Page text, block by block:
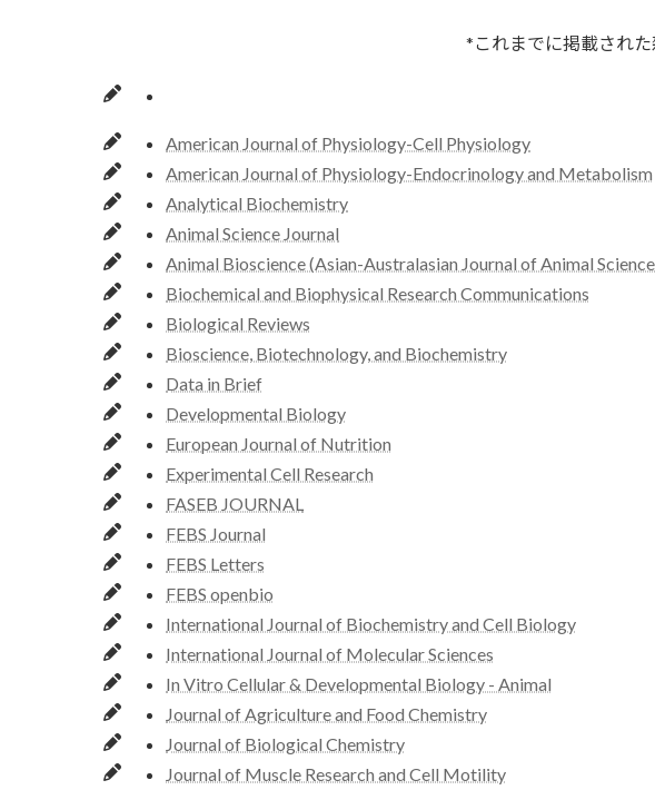
*これまでに掲載された
American Journal of Physiology-Cell Physiology
American Journal of Physiology-Endocrinology and Metabolism
Analytical Biochemistry
Animal Science Journal
Animal Bioscience (Asian-Australasian Journal of Animal
Biochemical and Biophysical Research Communications
Biological Reviews
Bioscience, Biotechnology, and Biochemistry
Data in Brief
Developmental Biology
European Journal of Nutrition
Experimental Cell Research
FASEB JOURNAL
FEBS Journal
FEBS Letters
FEBS openbio
International Journal of Biochemistry and Cell Biology
International Journal of Molecular Sciences
In Vitro Cellular & Developmental Biology - Animal
Journal of Agriculture and Food Chemistry
Journal of Biological Chemistry
Journal of Muscle Research and Cell Motility